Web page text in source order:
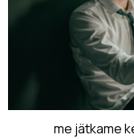
me jätkame